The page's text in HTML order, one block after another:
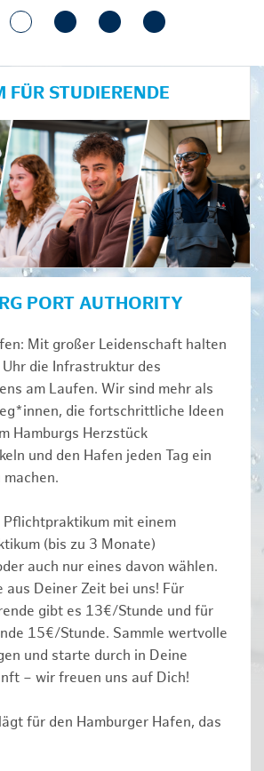
FÜR STUDIERENDE
PORT AUTHORITY
Mit großer Leidenschaft halten
die Infrastruktur des
am Laufen. Wir sind mehr als
die fortschrittliche Ideen
Hamburgs Herzstück
und den Hafen jeden Tag ein
Pflichtpraktikum mit einem
(bis zu 3 Monate)
auch nur eines davon wählen.
aus Deiner Zeit bei uns! Für
gibt es 13€/Stunde und für
15€/Stunde. Sammle wertvolle
und starte durch in Deine
– wir freuen uns auf Dich!
für den Hamburger Hafen, das